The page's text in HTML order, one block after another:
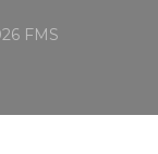
FMS